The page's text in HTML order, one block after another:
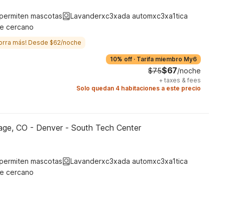
mascotas
Lavanderxc3xada automxc3xa1tica
cercano
más! Desde $62/noche
10% off · Tarifa miembro My6
$75$67/noche
+ taxes & fees
Solo quedan 4 habitaciones a este precio
CO - Denver - South Tech Center
mascotas
Lavanderxc3xada automxc3xa1tica
cercano